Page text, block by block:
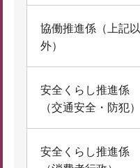
協働推進係（上記以
外）
安全くらし推進係
（交通安全・防犯）
安全くらし推進係